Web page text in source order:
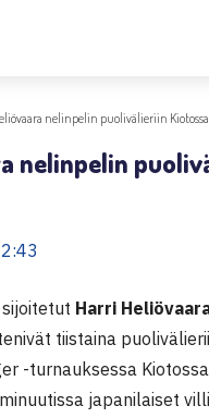
nelinpelin puolivälieriin Kiotossa
nelinpelin
Harri
tiistaina
-turnauksessa
japanilaiset